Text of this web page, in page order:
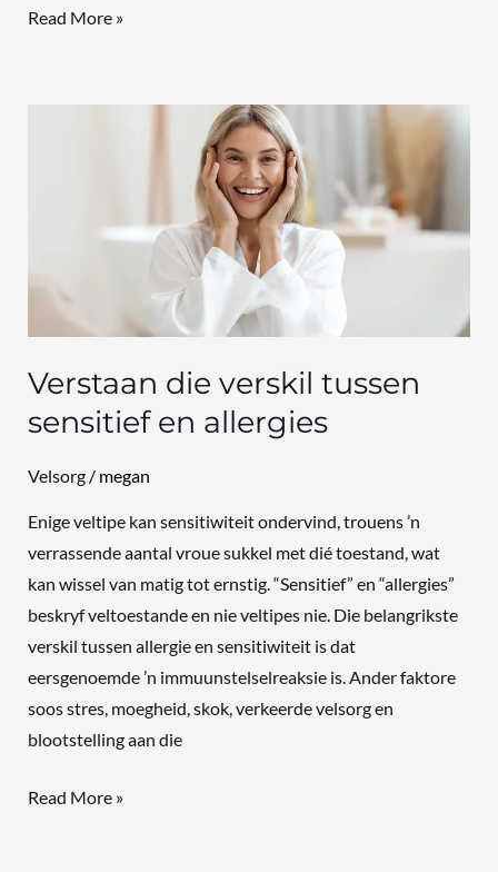
Read More »
Verstaan die verskil tussen
sensitief en allergies
Velsorg/ megan
Enige veltipe kan sensitiwiteit ondervind, trouens ’n
verrassende aantal vroue sukkel met dié toestand, wat
kan wissel van matig tot ernstig. “Sensitief” en “allergies”
beskryf veltoestande en nie veltipes nie. Die belangrikste
verskil tussen allergie en sensitiwiteit is dat
eersgenoemde ’n immuunstelselreaksie is. Ander faktore
soos stres, moegheid, skok, verkeerde velsorg en
blootstelling aan die
en
Read More »